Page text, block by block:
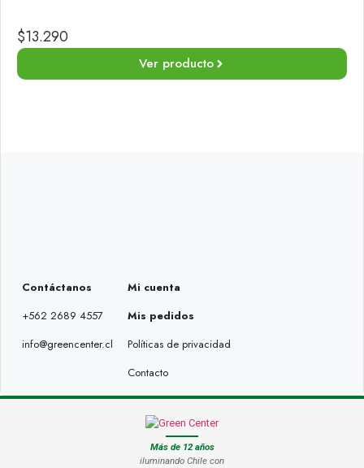
$13.290
Ver producto
Contáctanos
+562 2689 4557
info@greencenter.cl
Mi cuenta
Mis pedidos
Políticas de privacidad
Contacto
Más de 12 años
iluminando Chile con